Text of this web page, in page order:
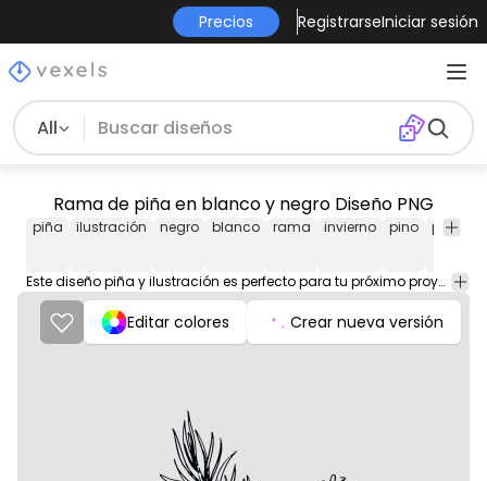
Precios RegistrarseIniciar sesión
All
Rama de piña en blanco y negro Diseño PNG
piña ilustración negro blanco rama invierno pino planta
Este diseño piña y ilustración es perfecto para tu próximo proyecto. Úsalo en productos de merchandising, sitios web, redes sociales y más. ¡Te encantará!
Editar colores Crear nueva versión